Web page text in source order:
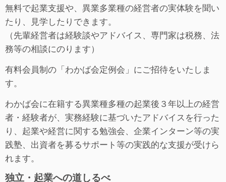
無料で起業支援や、異業多業種の経営者の実体験を聞い
たり、見学したりできます。
（先輩経営者は経験談やアドバイス、専門家は税務、法
務等の相談にのります）
有料会員制の「わかば会定例会」にご招待をいたしま
す。
わかば会に在籍する異業種多種の起業後３年以上の経営
者・経験者が、実務経験に基づいたアドバイスを行った
り、起業や経営に関する勉強会、企業インターン等の実
践塾、出資者を募るサポート等の実践的な支援が受けら
れます。
独立・起業への道しるべ